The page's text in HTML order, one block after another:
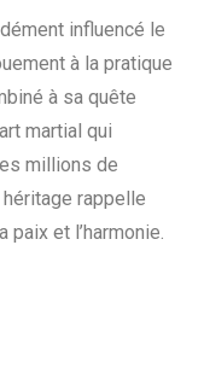
influencé le
à la pratique
à sa quête
martial qui
millions de
rappelle
et l’harmonie.